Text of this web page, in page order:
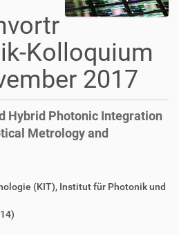
Kolloquium
2017
Hybrid Photonic Integration
Metrology and
(KIT), Institut für Photonik und